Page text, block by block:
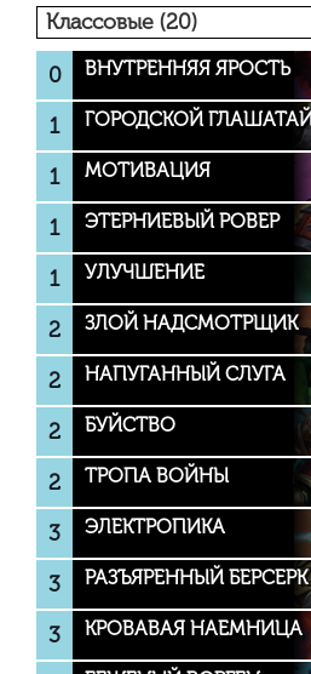
Классовые (20)
0
ВНУТРЕННЯЯ ЯРОСТЬ
1 ГОРОДСКОЙ
1 МОТИВАЦИЯ
1 ЭТЕРНИЕВЫЙ РОВЕР
1 УЛУЧШЕНИЕ
2 ЗЛОЙ НАДСМОТРЩИК
2 НАПУГАННЫЙ СЛУГА
2 БУЙСТВО
2 ТРОПА ВОЙНЫ
3 ЭЛЕКТРОПИКА
3 РАЗЪЯРЕННЫЙ БЕРСЕРК
3 КРОВАВАЯ НАЕМНИЦА